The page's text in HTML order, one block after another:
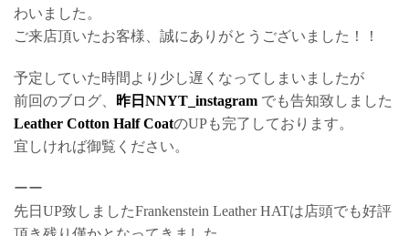
わいました。
ご来店頂いたお客様、誠にありがとうございました！！
予定していた時間より少し遅くなってしまいましたが
前回のブログ、
昨日NNYT_instagram でも告知致しました
Leather Cotton Half CoatのUPも完了しております。
宜しければ御覧ください。
ーー
先日UP致しましたFrankenstein Leather HATは店頭でも好評